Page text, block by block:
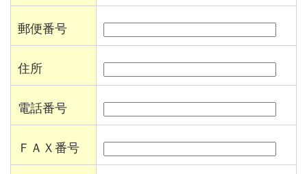
郵便番号
住所
電話番号
ＦＡＸ番号